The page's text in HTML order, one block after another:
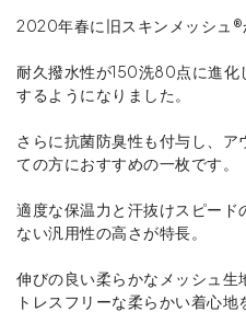
2020年春に旧スキンメッシュ®
耐久撥水性が150洗80点に進化
するようになりました。
さらに抗菌防臭性も付与し、
ての方におすすめの一枚です。
適度な保温力と汗抜けスピー
ない汎用性の高さが特長。
伸びの良い柔らかなメッシュ生
トレスフリーな柔らかい着心地